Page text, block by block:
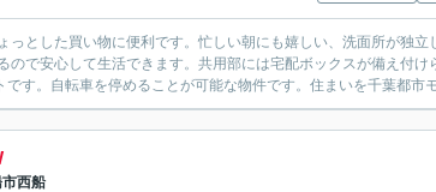
っとした買い物に便利です。忙しい朝にも嬉しい、洗面所が独
ので安心して生活できます。共用部には宅配ボックスが備え付
す。自転車を停めることが可能な物件です。住まいを千葉都市
西船